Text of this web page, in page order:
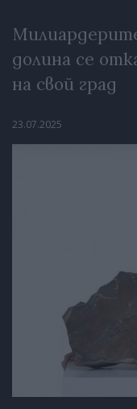
долина се
на свой град
23.07.2025